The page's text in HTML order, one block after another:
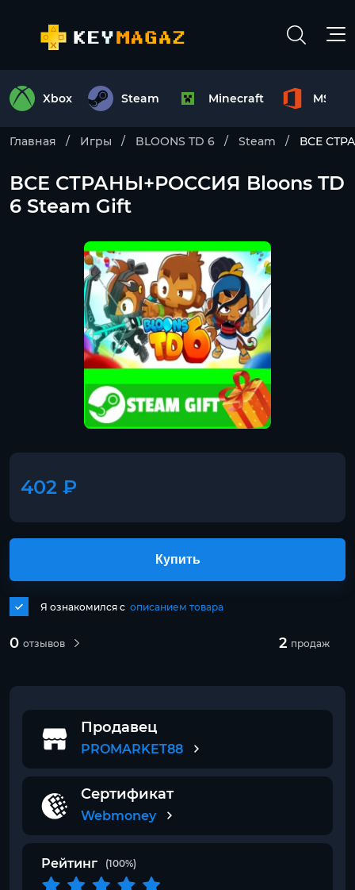
Xbox Steam Minecraft MS
Главная Игры BLOONS TD 6 Steam ВСЕ
ВСЕ СТРАНЫ+РОССИЯ Bloons TD
6 Steam Gift
402 ₽
0 отзывов 2 продаж
Я ознакомился с описанием товара
Купить
Продавец
PROMARKET88
Сертификат
Webmoney
Рейтинг (100%)